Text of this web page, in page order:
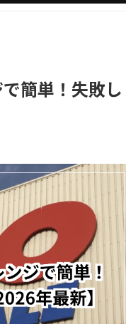
簡単！失敗し